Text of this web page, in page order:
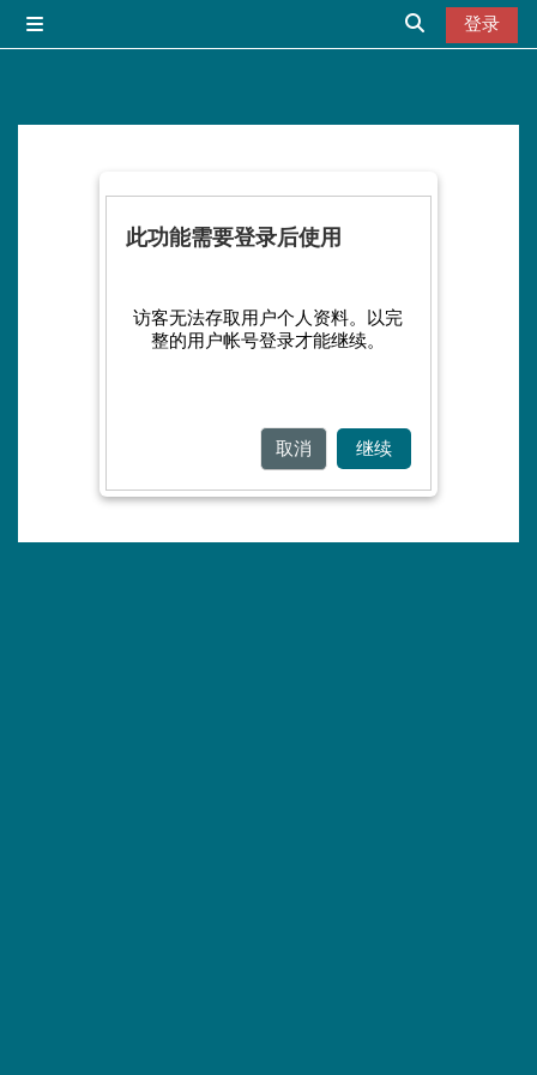
切换搜索输入
登录
此功能需要登录后使用
访客无法存取用户个人资料。以完
整的用户帐号登录才能继续。
取消 继续